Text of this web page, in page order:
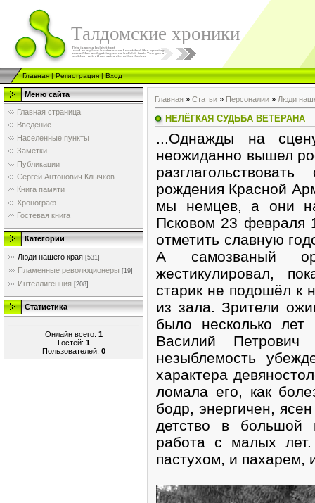
Талдомские хроники
Главная|Регистрация|Вход
Меню сайта
Главная страница
Введение
Населенные пункты
Заметки
Публикации
Сергей Антонович Клычков
Книга памяти
Хронограф
Гостевая книга
Категории
Люди нашего края [531]
Пламенные революционеры [19]
Интеллигенция [208]
Статистика
Онлайн всего: 1
Гостей: 1
Пользователей: 0
Главная » Статьи » Персоналии » Люди
НЕЛЁГКАЯ СУДЬБА ВЕТЕРАНА
...Однажды на
неожиданно вышел
рождения Красной
мы немцев, а они
Псковом 23 февраля
отметить славную
А самозваный
жестикулировал,
старик не подошёл к
из зала. Зрители
было несколько
Василий Петрович
незыблемость
характера
ломала его, как
бодр, энергичен,
детство в большой
работа с малых
пастухом, и пахарем,